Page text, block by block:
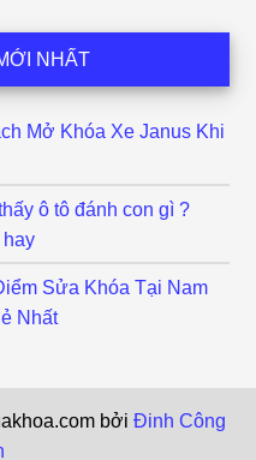
NHẤT
Mở Khóa Xe Janus Khi
ô tô đánh con gì ?
hay
Sửa Khóa Tại Nam
Nhất
bởi Đinh Công